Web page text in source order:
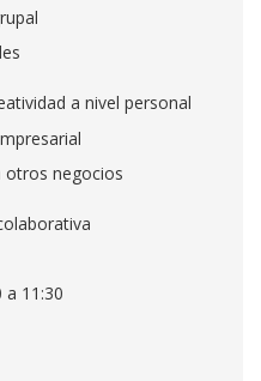
a nivel personal
otros negocios
a 11:30